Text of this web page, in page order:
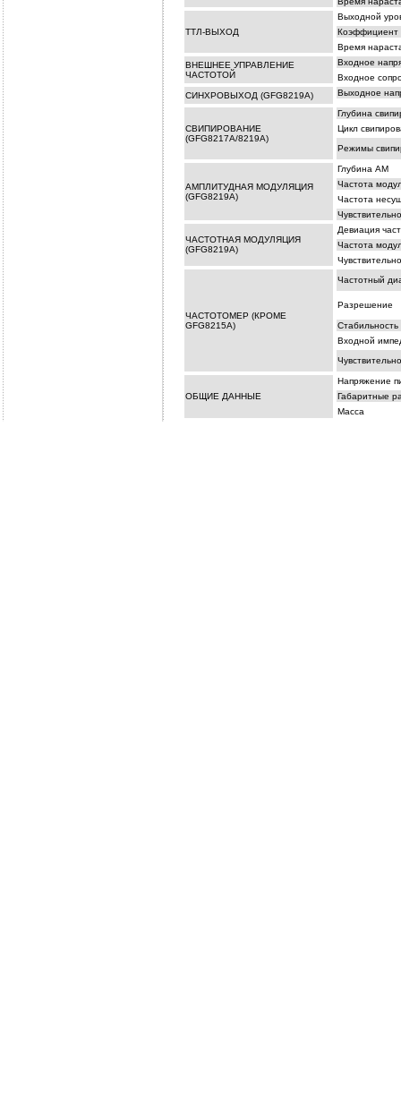
ТТЛ-ВЫХОД
Выходной
Коэффициент
Время
ВНЕШНЕЕ УПРАВЛЕНИЕ
ЧАСТОТОЙ
Входное
Входное
СИНХРОВЫХОД (GFG8219A)
Выходное
СВИПИРОВАНИЕ
(GFG8217A/8219A)
Глубина
Цикл
Режимы
АМПЛИТУДНАЯ МОДУЛЯЦИЯ
(GFG8219A)
Глубина АМ
Частота
Частота
ЧАСТОТНАЯ МОДУЛЯЦИЯ
(GFG8219A)
Девиация
Частота
ЧАСТОТОМЕР (КРОМЕ
GFG8215A)
Частотный
Разрешение
Входной
ОБЩИЕ ДАННЫЕ
Напряжение
Габаритные
Масса